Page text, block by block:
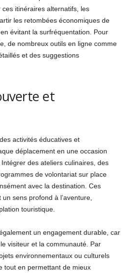
itinéraires alternatifs, les
les retombées économiques de
évitant la surfréquentation. Pour
de nombreux outils en ligne comme
et des suggestions
et
activités éducatives et
déplacement en une occasion
des ateliers culinaires, des
de volontariat sur place
avec la destination. Ces
sens profond à l’aventure,
touristique.
un engagement durable, car
visiteur et la communauté. Par
environnementaux ou culturels
tout en permettant de mieux